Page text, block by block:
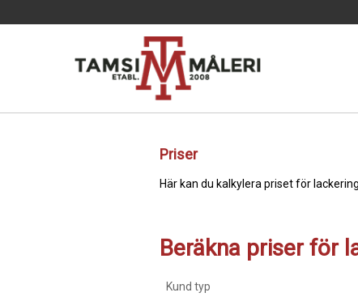
Priser
Här kan du kalkylera priset för
Beräkna priser för
Kund typ